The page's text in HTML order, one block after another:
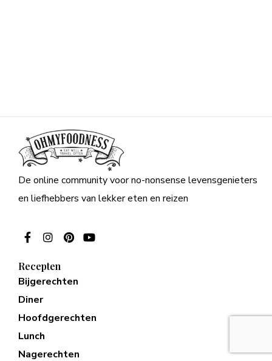
De online community voor no-nonsense levensgenieters
en liefhebbers van lekker eten en reizen
Recepten
Bijgerechten
Diner
Hoofdgerechten
Lunch
Nagerechten